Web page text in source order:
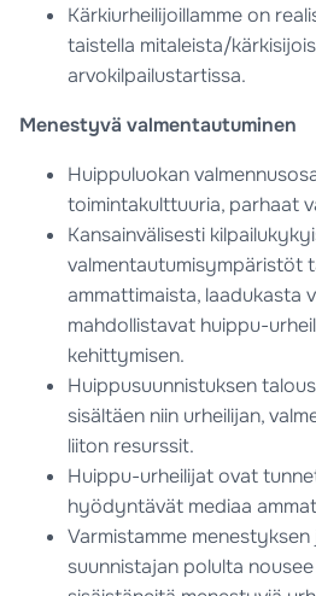
Kärkiurheilijoillamme on
taistella mitaleista/
arvokilpailustartissa.
Menestyvä valmentautuminen
Huippuluokan
toimintakulttuuria, parhaat
Kansainvälisesti
valmentautumisympäristöt
ammattimaista, laadukasta
mahdollistavat huippu-
kehittymisen.
Huippusuunnistuksen
sisältäen niin urheilijan,
liiton resurssit.
Huippu-urheilijat ovat
hyödyntävät mediaa
Varmistamme
suunnistajan polulta